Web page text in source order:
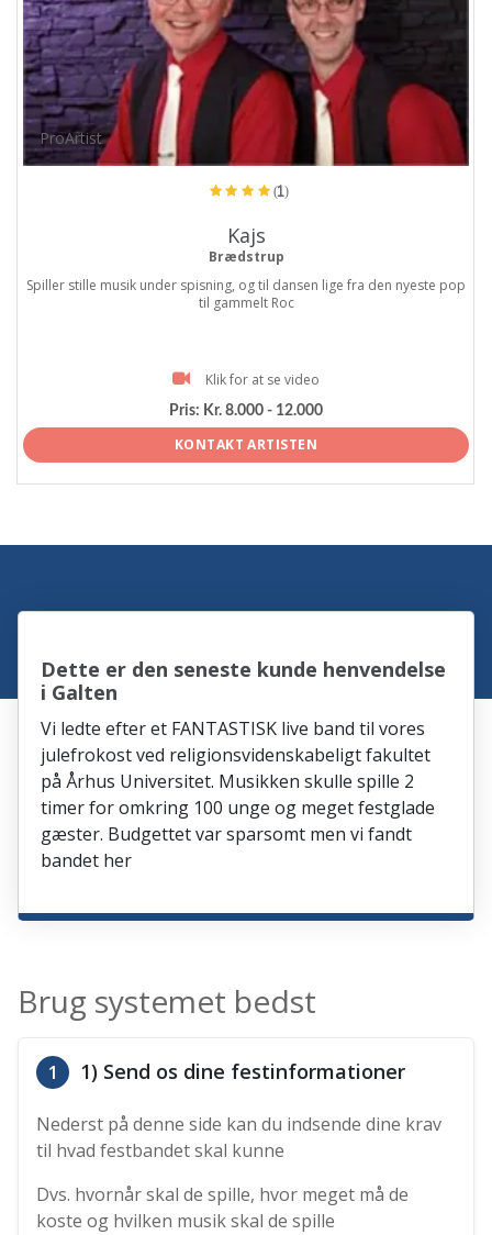
ProArtist
(1)
Kajs
Brædstrup
Spiller stille musik under spisning, og til dansen lige fra den nyeste pop
til gammelt Roc
Klik for at se video
Pris: Kr. 8.000 - 12.000
KONTAKT ARTISTEN
Dette er den seneste kunde henvendelse
i Galten
Vi ledte efter et FANTASTISK live band til vores
julefrokost ved religionsvidenskabeligt fakultet
på Århus Universitet. Musikken skulle spille 2
timer for omkring 100 unge og meget festglade
gæster. Budgettet var sparsomt men vi fandt
bandet her
Brug systemet bedst
1 1) Send os dine festinformationer
Nederst på denne side kan du indsende dine krav
til hvad festbandet skal kunne
Dvs. hvornår skal de spille, hvor meget må de
koste og hvilken musik skal de spille